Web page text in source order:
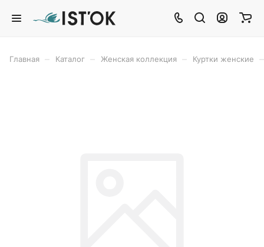
Главная Каталог Женская коллекция Куртки женские